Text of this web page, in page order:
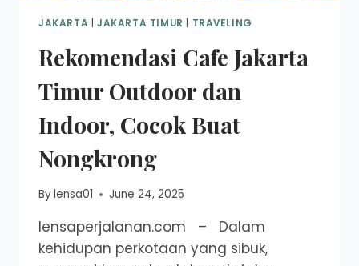
JAKARTA JAKARTA TIMUR TRAVELING
Rekomendasi Cafe Jakarta
Timur Outdoor dan
Indoor, Cocok Buat
Nongkrong
Bylensa01 June 24, 2025
lensaperjalanan.com – Dalam
kehidupan perkotaan yang sibuk,